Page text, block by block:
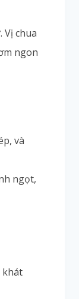
chua
ngon
và
ngọt,
khát